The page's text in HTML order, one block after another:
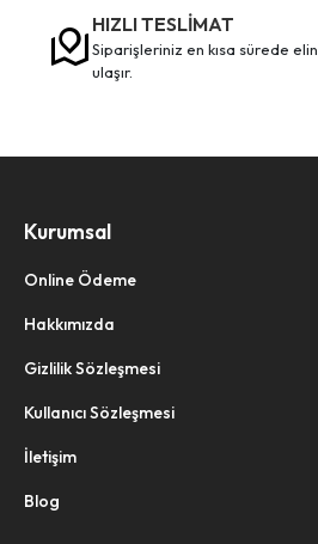
HIZLI TESLİMAT
siparişleriniz en kısa sürede elinize
ulaşır.
Kurumsal
Online Ödeme
Hakkımızda
Gizlilik Sözleşmesi
Kullanıcı Sözleşmesi
İletişim
Blog